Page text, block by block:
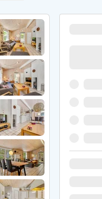
Weihnachten
Silvester
Fjord